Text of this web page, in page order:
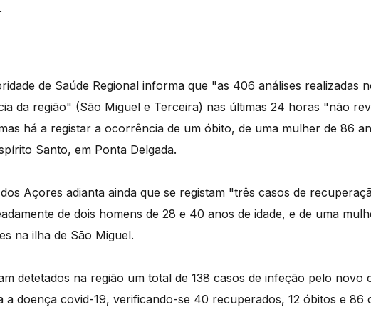
de Saúde Regional informa que "as 406 análises realizadas
da região" (São Miguel e Terceira) nas últimas 24 horas "não
há a registar a ocorrência de um óbito, de uma mulher de 86
Santo, em Ponta Delgada.
Açores adianta ainda que se registam "três casos de
de dois homens de 28 e 40 anos de idade, e de uma
na ilha de São Miguel.
detetados na região um total de 138 casos de infeção pelo novo
a doença covid-19, verificando-se 40 recuperados, 12 óbitos e 86